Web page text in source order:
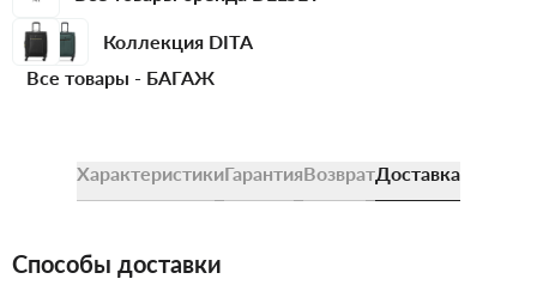
Коллекция DITA
Все товары - БАГАЖ
ХарактеристикиГарантияВозвратДоставка
Способы доставки